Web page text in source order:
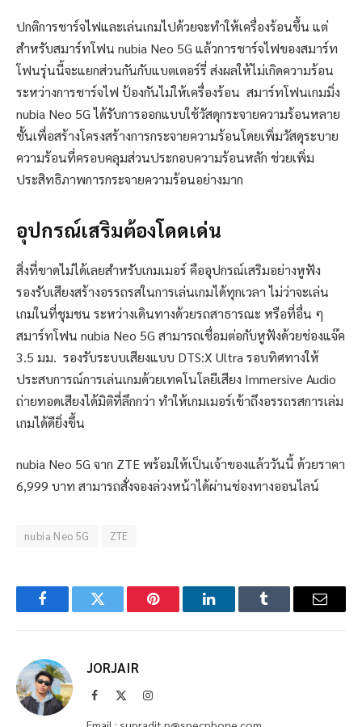
ปกติการชาร์จไฟและเล่นเกมไปด้วยจะทำให้เครื่องร้อนขึ้น แต่
สำหรับสมาร์ทโฟน nubia Neo 5G แล้วการชาร์จไฟของสมาร์ท
โฟนรุ่นนี้จะแยกส่วนกันกับแบตเตอร์รี่ ส่งผลให้ไม่เกิดความร้อน
ระหว่างการชาร์จไฟ ป้องกันไม่ให้เครื่องร้อน สมาร์ทโฟนเกมมิ่ง
nubia Neo 5G ได้รับการออกแบบใช้วัสดุกระจายความร้อนหลาย
ชั้นเพื่อสร้างโครงสร้างการกระจายความร้อนโดยเพิ่มวัสดุระบาย
ความร้อนที่ครอบคลุมส่วนประกอบความร้อนหลัก ช่วยเพิ่ม
ประสิทธิภาพการกระจายความร้อนอย่างมาก
อุปกรณ์เสริมต้องโดดเด่น
สิ่งที่ขาดไม่ได้เลยสำหรับเกมเมอร์ คืออุปกรณ์เสริมอย่างหูฟัง
รองรับเสียงสร้างอรรถรสในการเล่นเกมได้ทุกเวลา ไม่ว่าจะเล่น
เกมในที่ชุมชน ระหว่างเดินทางด้วยรถสาธารณะ หรือที่อื่น ๆ
สมาร์ทโฟน nubia Neo 5G สามารถเชื่อมต่อกับหูฟังด้วยช่องแจ๊ค
3.5 มม. รองรับระบบเสียงแบบ DTS:X Ultra รอบทิศทางให้
ประสบการณ์การเล่นเกมด้วยเทคโนโลยีเสียง Immersive Audio
ถ่ายทอดเสียงได้มิติที่ลึกกว่า ทำให้เกมเมอร์เข้าถึงอรรถรสการเล่ม
เกมได้ดียิ่งขึ้น
nubia Neo 5G จาก ZTE พร้อมให้เป็นเจ้าของแล้ววันนี้ ด้วยราคา
6,999 บาท สามารถสั่งจองล่วงหน้าได้ผ่านช่องทางออนไลน์
nubia Neo 5G ZTE
FacebookTwitter Pinterest LinkedInTumblr Email
JORJAIR
Facebook Instagram